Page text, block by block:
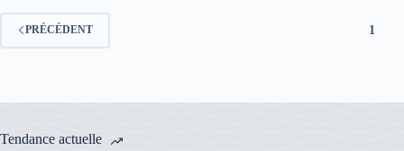
PRÉCÉDENT 1
Tendance actuelle